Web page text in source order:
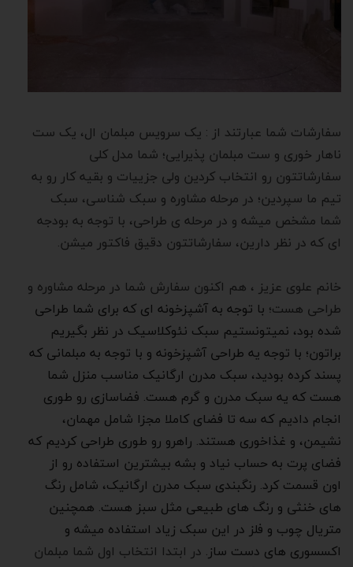
سفارشات شما عبارتند از : یک سرویس مبلمان ال، یک ست
ناهار خوری و ست مبلمان پذیرایی؛ شما مدل کلی
سفارشاتتون رو انتخاب کردین ولی جزییات و بقیه کار رو به
تیم ما سپردین؛ در مرحله مشاوره و سبک شناسی، سبک
شما مشخص میشه و در مرحله ی طراحی، با توجه به بودجه
ای که در نظر دارین، سفارشاتتون دقیق فاکتور میشن.
خانم علوی عزیز ، هم اکنون سفارش شما در مرحله مشاوره و
طراحی هست؛ با توجه به آشپزخونه ای که برای شما طراحی
شده بود، نمیتونستیم سبک نئوکلاسیک در نظر بگیریم
براتون؛ با توجه یه طراحی آشپزخونه و با توجه به مبلمانی که
پسند کرده بودید، سبک مدرن ارگانیک مناسب منزل شما
هست که یه سبک مدرن و گرم هست. فضاسازی رو طوری
انجام دادیم که سه تا فضای کاملا مجزا شامل مهمان،
نشیمن، و غذاخوری هستند. راهرو رو طوری طراحی کردیم که
فضای پرت به حساب نیاد و بشه بیشترین استفاده رو از
اون قسمت کرد. رنگبندی سبک مدرن ارگانیک، شامل رنگ
های خنثی و رنگ های طبیعی مثل سبز هست. همچنین
متریال چوب و فلز در این سبک زیاد استفاده میشه و
اکسسوری های دست ساز. در ابتدا انتخاب اول شما مبلمان